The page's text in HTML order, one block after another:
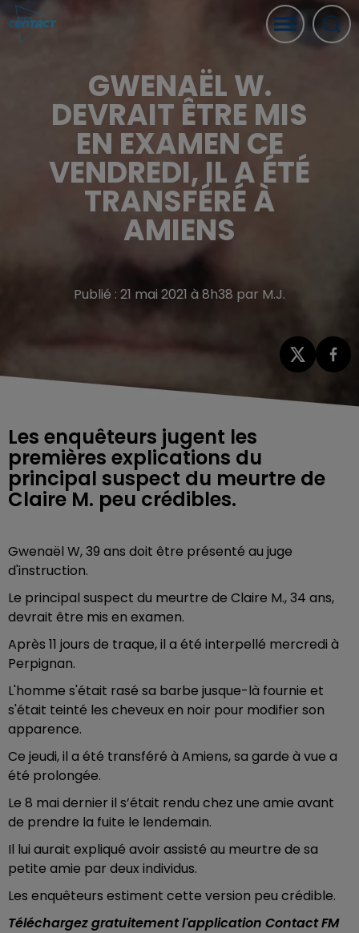
GWENAËL W.
DEVRAIT ÊTRE MIS
EN EXAMEN CE
VENDREDI, IL A ÉTÉ
TRANSFÉRÉ À
AMIENS
Publié : 21 mai 2021 à 8h38 par M.J.
Les enquêteurs jugent les
premières explications du
principal suspect du meurtre de
Claire M. peu crédibles.
Gwenaël W, 39 ans doit être présenté au juge
d'instruction.
Le principal suspect du meurtre de Claire M., 34 ans,
devrait être mis en examen.
Après 11 jours de traque, il a été interpellé mercredi à
Perpignan.
L'homme s'était rasé sa barbe jusque-là fournie et
s'était teinté les cheveux en noir pour modifier son
apparence.
Ce jeudi, il a été transféré à Amiens, sa garde à vue a
été prolongée.
Le 8 mai dernier il s’était rendu chez une amie avant
de prendre la fuite le lendemain.
Il lui aurait expliqué avoir assisté au meurtre de sa
petite amie par deux individus.
Les enquêteurs estiment cette version peu crédible.
Téléchargez gratuitement l'application Contact FM